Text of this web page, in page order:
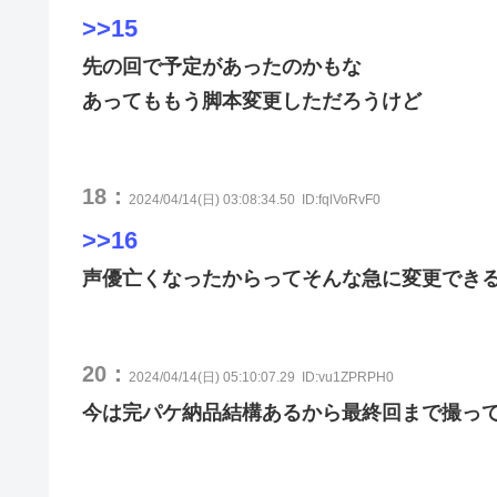
>>15
先の回で予定があったのかもな
あってももう脚本変更しただろうけど
18： 2024/04/14(日) 03:08:34.50 ID:fqlVoRvF0
>>16
声優亡くなったからってそんな急に変更でき
20： 2024/04/14(日) 05:10:07.29 ID:vu1ZPRPH0
今は完パケ納品結構あるから最終回まで撮っ